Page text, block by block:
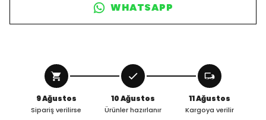
WHATSAPP
9 Ağustos
Sipariş verilirse
10 Ağustos
Ürünler hazırlanır
11 Ağustos
Kargoya verilir